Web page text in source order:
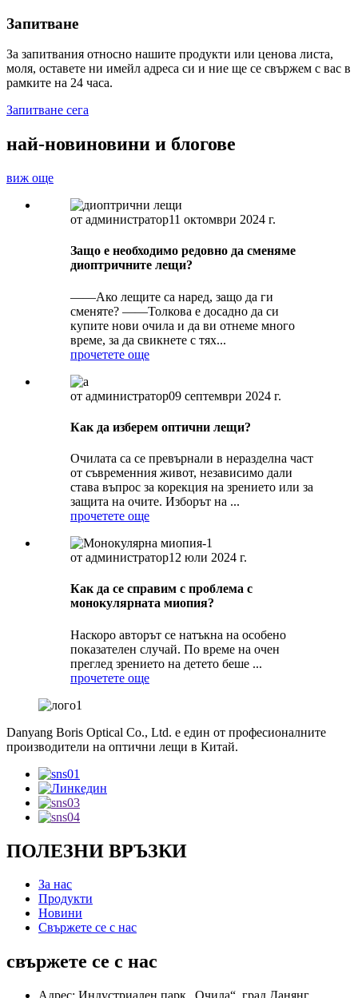
Запитване
За запитвания относно нашите продукти или ценова листа,
моля, оставете ни имейл адреса си и ние ще се свържем с вас в
рамките на 24 часа.
Запитване сега
най-новиновини и блогове
виж още
от администратор11 октомври 2024 г.
Защо е необходимо редовно да сменяме
диоптричните лещи?
——Ако лещите са наред, защо да ги
сменяте? ——Толкова е досадно да си
купите нови очила и да ви отнеме много
време, за да свикнете с тях...
прочетете още
от администратор09 септември 2024 г.
Как да изберем оптични лещи?
Очилата са се превърнали в неразделна част
от съвременния живот, независимо дали
става въпрос за корекция на зрението или за
защита на очите. Изборът на ...
прочетете още
от администратор12 юли 2024 г.
Как да се справим с проблема с
монокулярната миопия?
Наскоро авторът се натъкна на особено
показателен случай. По време на очен
преглед зрението на детето беше ...
прочетете още
Danyang Boris Optical Co., Ltd. е един от професионалните
производители на оптични лещи в Китай.
ПОЛЕЗНИ ВРЪЗКИ
За нас
Продукти
Новини
Свържете се с нас
свържете се с нас